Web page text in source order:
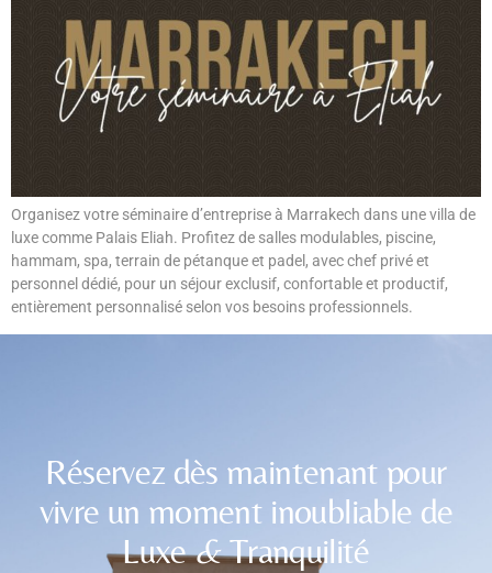
Organisez votre séminaire d’entreprise à Marrakech dans une villa de
luxe comme Palais Eliah. Profitez de salles modulables, piscine,
hammam, spa, terrain de pétanque et padel, avec chef privé et
personnel dédié, pour un séjour exclusif, confortable et productif,
entièrement personnalisé selon vos besoins professionnels.
Réservez dès maintenant pour
vivre un moment inoubliable de
Luxe&Tranquilité